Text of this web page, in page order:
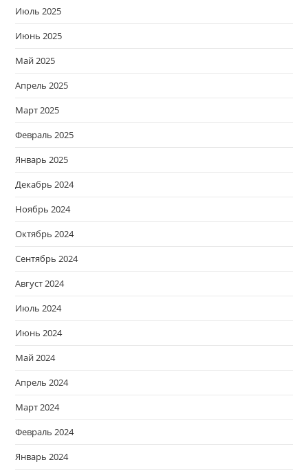
Июль 2025
Июнь 2025
Май 2025
Апрель 2025
Март 2025
Февраль 2025
Январь 2025
Декабрь 2024
Ноябрь 2024
Октябрь 2024
Сентябрь 2024
Август 2024
Июль 2024
Июнь 2024
Май 2024
Апрель 2024
Март 2024
Февраль 2024
Январь 2024